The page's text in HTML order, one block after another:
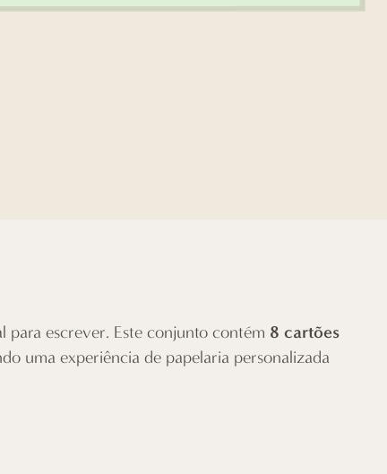
para escrever. Este conjunto contém 8 cartões
uma experiência de papelaria personalizada